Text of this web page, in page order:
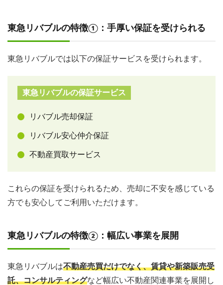
東急リバブルの特徴①：手厚い保証を受けられる
東急リバブルでは以下の保証サービスを受けられます。
東急リバブルの保証サービス
リバブル売却保証
リバブル安心仲介保証
不動産買取サービス
これらの保証を受けられるため、売却に不安を感じている
方でも安心してご利用いただけます。
東急リバブルの特徴②：幅広い事業を展開
東急リバブルは不動産売買だけでなく、賃貸や新築販売受
託、コンサルティングなど幅広い不動産関連事業を展開し